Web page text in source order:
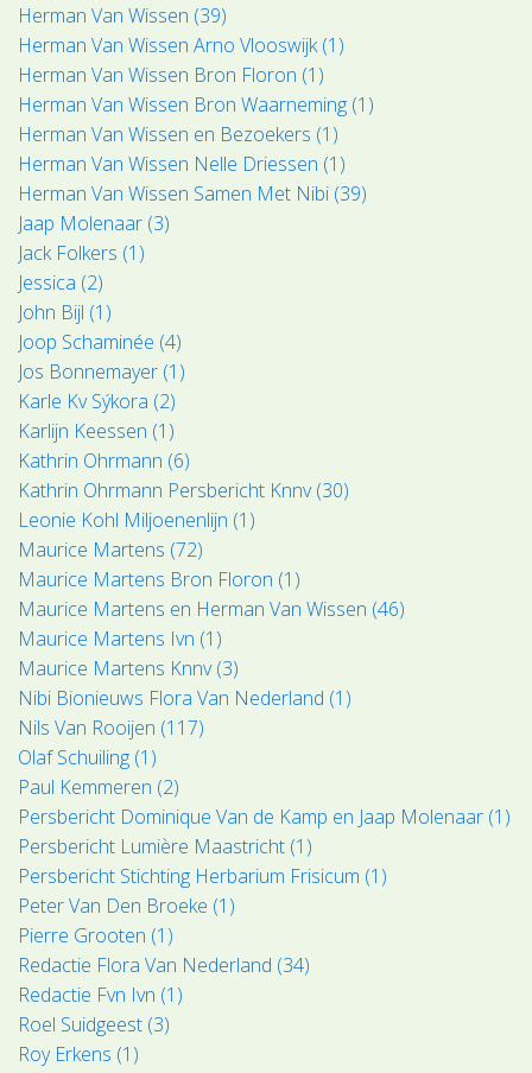
Herman Van Wissen (39)
Herman Van Wissen Arno Vlooswijk (1)
Herman Van Wissen Bron Floron (1)
Herman Van Wissen Bron Waarneming (1)
Herman Van Wissen en Bezoekers (1)
Herman Van Wissen Nelle Driessen (1)
Herman Van Wissen Samen Met Nibi (39)
Jaap Molenaar (3)
Jack Folkers (1)
Jessica (2)
John Bijl (1)
Joop Schaminée (4)
Jos Bonnemayer (1)
Karle Kv Sýkora (2)
Karlijn Keessen (1)
Kathrin Ohrmann (6)
Kathrin Ohrmann Persbericht Knnv (30)
Leonie Kohl Miljoenenlijn (1)
Maurice Martens (72)
Maurice Martens Bron Floron (1)
Maurice Martens en Herman Van Wissen (46)
Maurice Martens Ivn (1)
Maurice Martens Knnv (3)
Nibi Bionieuws Flora Van Nederland (1)
Nils Van Rooijen (117)
Olaf Schuiling (1)
Paul Kemmeren (2)
Persbericht Dominique Van de Kamp en Jaap Molenaar (1)
Persbericht Lumière Maastricht (1)
Persbericht Stichting Herbarium Frisicum (1)
Peter Van Den Broeke (1)
Pierre Grooten (1)
Redactie Flora Van Nederland (34)
Redactie Fvn Ivn (1)
Roel Suidgeest (3)
Roy Erkens (1)